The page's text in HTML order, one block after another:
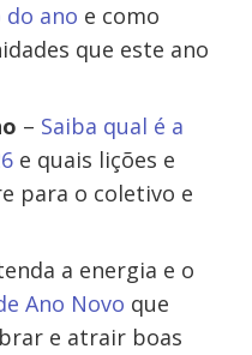
ano e como
que este ano
– Saiba qual é a
e quais lições e
para o coletivo e
a energia e o
Ano Novo que
e atrair boas